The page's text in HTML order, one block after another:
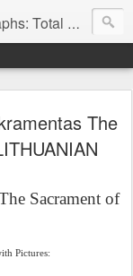
and Adult Language Student
The
Sacrament of
Pictures: